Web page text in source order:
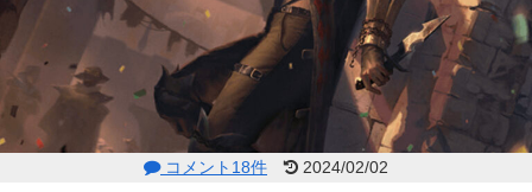
コメント18件 2024/02/02